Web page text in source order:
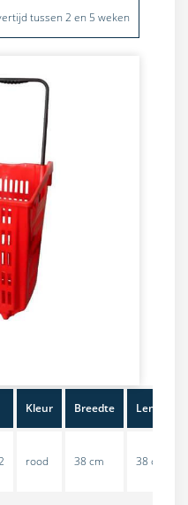
tussen 2 en 5 weken
Kleur Breedte Lengte
rood 38 cm 38 cm